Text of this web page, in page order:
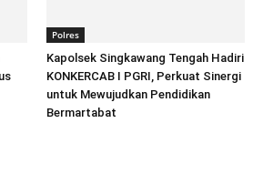
Polres
Kapolsek Singkawang Tengah Hadiri
KONKERCAB I PGRI, Perkuat Sinergi
untuk Mewujudkan Pendidikan
Bermartabat